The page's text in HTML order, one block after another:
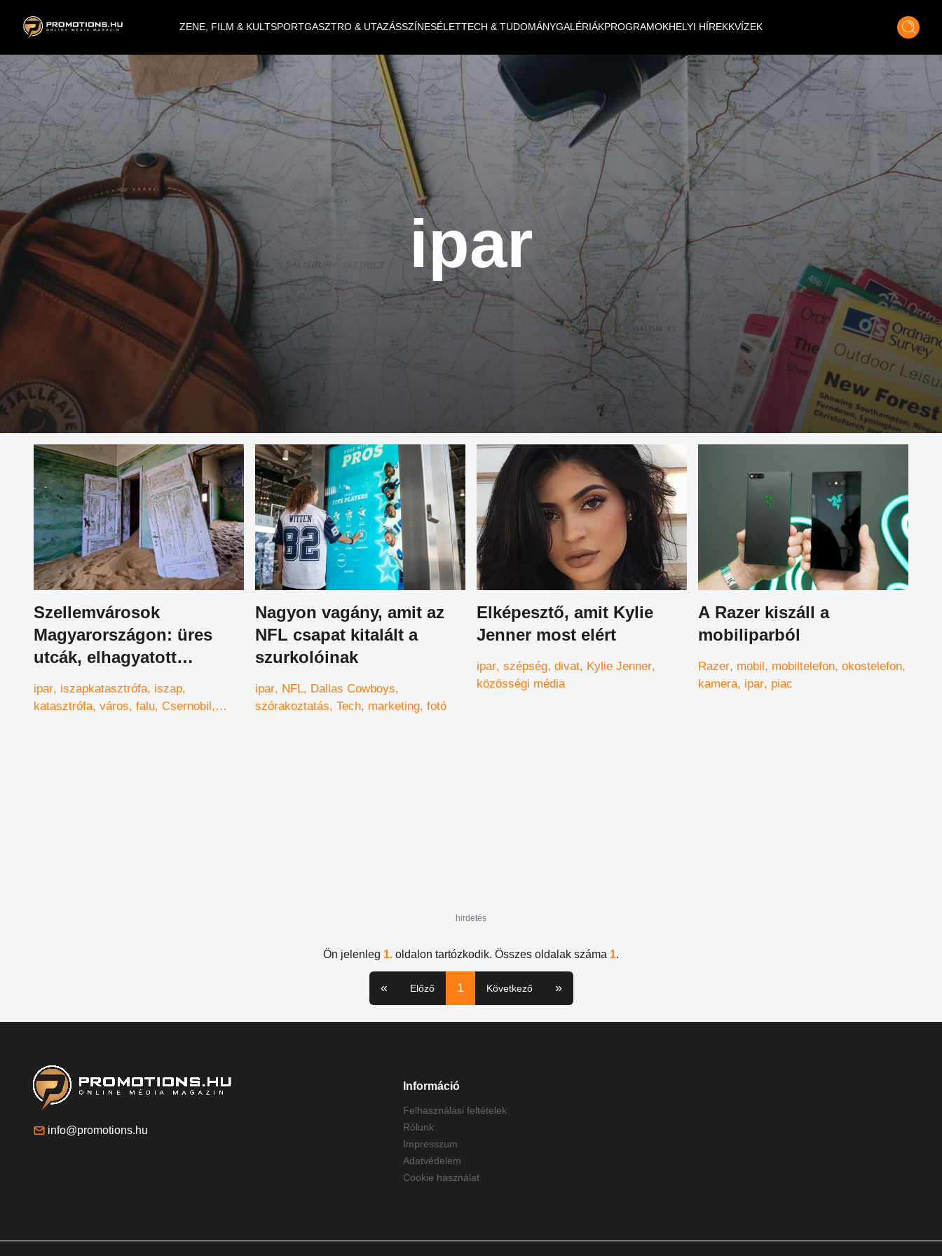
ZENE, FILM & KULTSPORTGASZTRO & UTAZÁSSZÍNESÉLETTECH & TUDOMÁNYGALÉRIÁKPROGRAMOKHELYI HÍREKKVÍZEK
ipar
Szellemvárosok
Magyarországon: üres
utcák, elhagyatott
lakóépületek, helyek, ahol
még a madár se jár
ipar iszapkatasztrófa iszap
katasztrófa város falu Csernobil
Nagyon vagány, amit az
NFL csapat kitalált a
szurkolóinak
ipar NFL Dallas Cowboys
szórakoztatás Tech marketing fotó
Elképesztő, amit Kylie
Jenner most elért
ipar szépség divat Kylie Jenner
közösségi média
A Razer kiszáll a
mobiliparból
Razer mobil mobiltelefon okostelefon
kamera ipar piac
hirdetés
Ön jelenleg 1. oldalon tartózkodik. Összes oldalak száma 1.
« Előző 1 Következő »
info@promotions.hu
Információ
Felhasználási feltételek
Rólunk
Impresszum
Adatvédelem
Cookie használat